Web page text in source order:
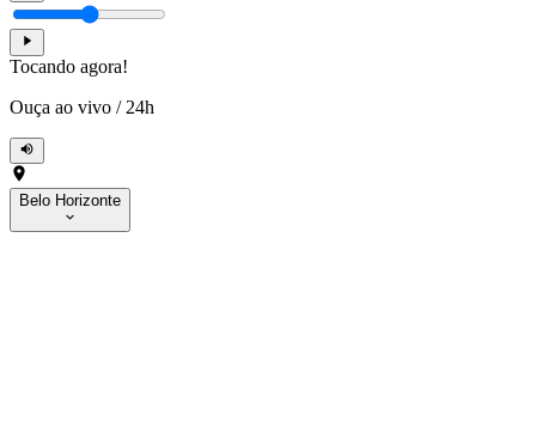
Tocando agora!
Ouça ao vivo / 24h
Belo Horizonte